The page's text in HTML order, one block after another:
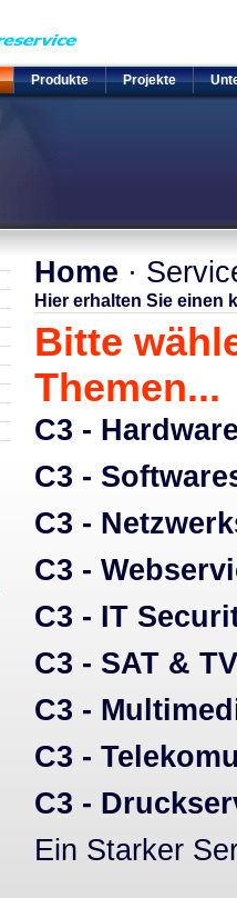
Produkte Projekte
Home ·
Hier erhalten Sie einen
Bitte
Themen...
C3 -
C3 -
C3 -
C3 -
C3 - IT
C3 - SAT &
C3 -
C3 -
C3 -
Ein Starker